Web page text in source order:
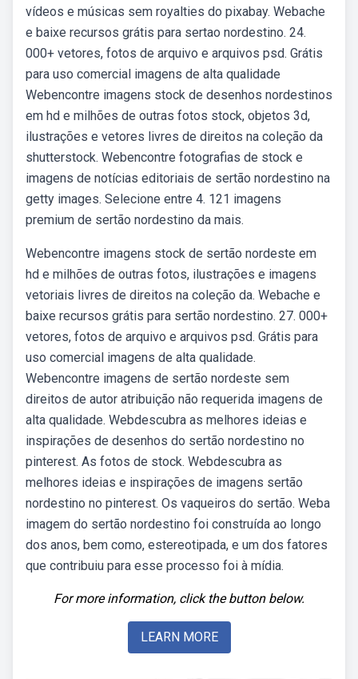
vídeos e músicas sem royalties do pixabay. Webache
e baixe recursos grátis para sertao nordestino. 24.
000+ vetores, fotos de arquivo e arquivos psd. Grátis
para uso comercial imagens de alta qualidade
Webencontre imagens stock de desenhos nordestinos
em hd e milhões de outras fotos stock, objetos 3d,
ilustrações e vetores livres de direitos na coleção da
shutterstock. Webencontre fotografias de stock e
imagens de notícias editoriais de sertão nordestino na
getty images. Selecione entre 4. 121 imagens
premium de sertão nordestino da mais.
Webencontre imagens stock de sertão nordeste em
hd e milhões de outras fotos, ilustrações e imagens
vetoriais livres de direitos na coleção da. Webache e
baixe recursos grátis para sertão nordestino. 27. 000+
vetores, fotos de arquivo e arquivos psd. Grátis para
uso comercial imagens de alta qualidade.
Webencontre imagens de sertão nordeste sem
direitos de autor atribuição não requerida imagens de
alta qualidade. Webdescubra as melhores ideias e
inspirações de desenhos do sertão nordestino no
pinterest. As fotos de stock. Webdescubra as
melhores ideias e inspirações de imagens sertão
nordestino no pinterest. Os vaqueiros do sertão. Weba
imagem do sertão nordestino foi construída ao longo
dos anos, bem como, estereotipada, e um dos fatores
que contribuiu para esse processo foi à mídia.
For more information, click the button below.
LEARN MORE